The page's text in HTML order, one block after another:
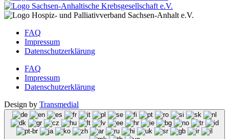
FAQ
Impressum
Datenschutzerklärung
FAQ
Impressum
Datenschutzerklärung
Design by Transmedial